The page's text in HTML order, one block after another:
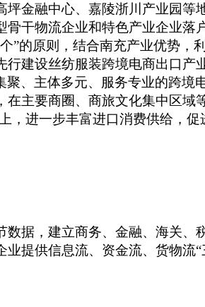
金融中心、嘉陵浙川产业园
干物流企业和特色产业企业落
”的原则，结合南充产业优势，
建设丝纺服装跨境电商出口产
聚、主体多元、服务专业的跨境
主要商圈、商旅文化集中区域
，进一步丰富进口消费供给，促
据，建立商务、金融、海关、
业提供信息流、资金流、货物流